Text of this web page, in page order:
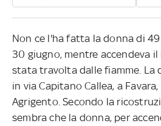
Non ce l'ha fatta la donna di
30 giugno, mentre accendeva il
stata travolta dalle fiamme. La
in via Capitano Callea, a
Agrigento. Secondo la
sembra che la donna, per